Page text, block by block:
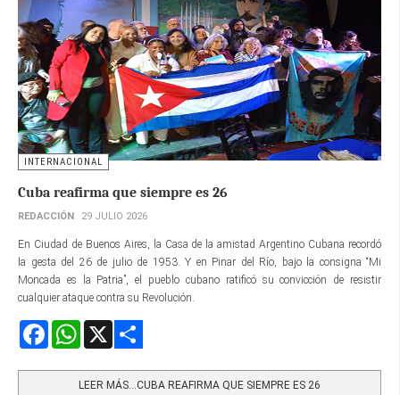
INTERNACIONAL
Cuba reafirma que siempre es 26
REDACCIÓN 29 JULIO 2026
En Ciudad de Buenos Aires, la Casa de la amistad Argentino Cubana recordó
la gesta del 26 de julio de 1953. Y en Pinar del Río, bajo la consigna “Mi
Moncada es la Patria”, el pueblo cubano ratificó su convicción de resistir
cualquier ataque contra su Revolución.
FacebookWhatsApp
LEER MÁS…CUBA REAFIRMA QUE SIEMPRE ES 26